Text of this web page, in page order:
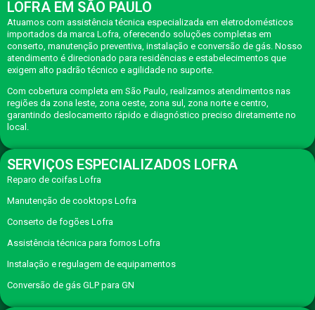
LOFRA EM SÃO PAULO
Atuamos com assistência técnica especializada em eletrodomésticos
importados da marca Lofra, oferecendo soluções completas em
conserto, manutenção preventiva, instalação e conversão de gás. Nosso
atendimento é direcionado para residências e estabelecimentos que
exigem alto padrão técnico e agilidade no suporte.
Com cobertura completa em São Paulo, realizamos atendimentos nas
regiões da zona leste, zona oeste, zona sul, zona norte e centro,
garantindo deslocamento rápido e diagnóstico preciso diretamente no
local.
SERVIÇOS ESPECIALIZADOS LOFRA
Reparo de coifas Lofra
Manutenção de cooktops Lofra
Conserto de fogões Lofra
Assistência técnica para fornos Lofra
Instalação e regulagem de equipamentos
Conversão de gás GLP para GN